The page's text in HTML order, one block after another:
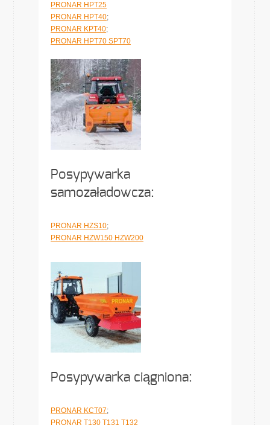
PRONAR HPT25
PRONAR HPT40;
PRONAR KPT40;
PRONAR HPT70 SPT70
Posypywarka
samozaładowcza:
PRONAR HZS10;
PRONAR HZW150 HZW200
Posypywarka ciągniona:
PRONAR KCT07;
PRONAR T130 T131 T132